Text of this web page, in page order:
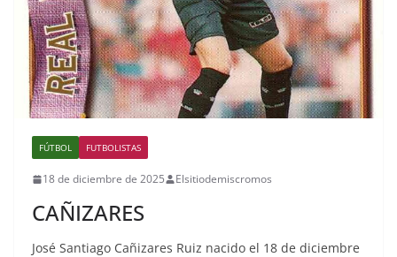
FÚTBOL FUTBOLISTAS
18 de diciembre de 2025 Elsitiodemiscromos
CAÑIZARES
José Santiago Cañizares Ruiz nacido el 18 de diciembre